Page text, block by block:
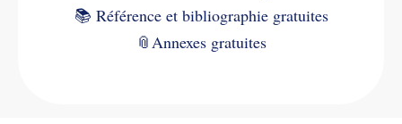
📚 Référence et bibliographie gratuites
📎 Annexes gratuites